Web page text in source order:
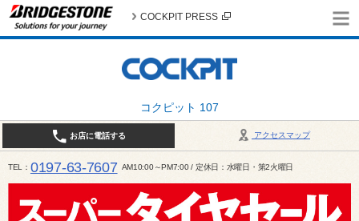
COCKPIT PRESS
コクピット 107
アクセスマップ
お店に電話する
TEL 0197-63-7607 AM10:00～PM7:00 / 定休日：水曜日・第2火曜日